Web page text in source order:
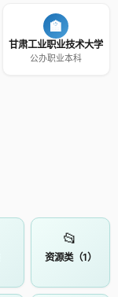
🏫
甘肃工业职业技术大学
公办职业本科
📂
资源类（1）